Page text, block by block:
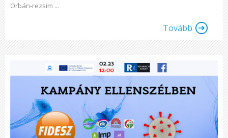
Orbán-rezsim ...
Tovább